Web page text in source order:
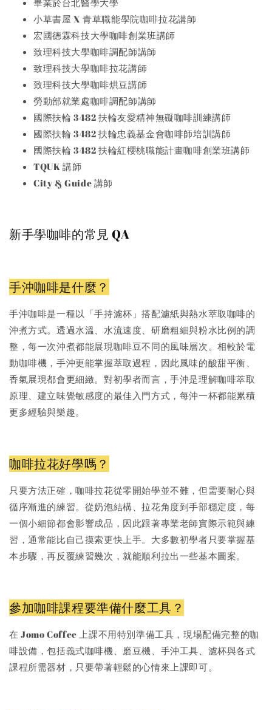
小草書屋 X 青草職能學院咖啡拉花講師
宏國德霖科技大學咖啡創業班講師
致理科技大學咖啡調配師講師
致理科技大學咖啡拉花講師
致理科技大學咖啡烘豆講師
勞動部就業處咖啡調配師講師
國際扶輪 3482 扶輪友愛精神無礙咖啡訓練講師
國際扶輪 3482 扶輪忠義基金會咖啡師培訓講師
國際扶輪 3482 扶輪紅櫻桃職能計畫咖啡創業班講師
TQUK 講師
City & Guide 講師
新手學咖啡的常見 QA
手沖咖啡是什麼？
手沖咖啡是一種以「手持濾杯」搭配濾紙與熱水萃取咖啡的
沖煮方式。透過水溫、水流速度、研磨粗細與粉水比例的調
整，每一次沖煮都能展現咖啡豆不同的風味層次。相較於電
動咖啡機，手沖更能掌握萃取過程，因此風味的酸甜平衡、
香氣展現都會更細緻。對初學者而言，手沖是理解咖啡萃取
原理、建立味覺敏感度的最佳入門方式，每沖一杯都能累積
更多經驗與樂趣。
咖啡拉花好學嗎？
只要方法正確，咖啡拉花從零開始學並不難，但需要耐心與
循序漸進的練習。從奶泡結構、拉花角度到手部穩定度，每
一個小細節都會影響成品，因此跟著專業老師實際示範與練
習，通常能比自己摸索更快上手。大多數初學者只要掌握基
本步驟，再反覆練習幾次，就能順利拉出一些基本圖案。
參加咖啡課程要準備什麼工具？
在 Jomo Coffee 上課不用特別準備工具，現場配備完整的咖
啡設備，包括義式咖啡機、磨豆機、手沖工具、濾杯與各式
課程所需器材，只要帶著輕鬆的心情來上課即可。